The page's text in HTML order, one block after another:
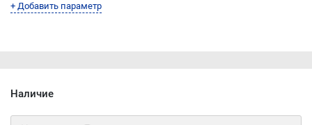
+ Добавить параметр
Наличие